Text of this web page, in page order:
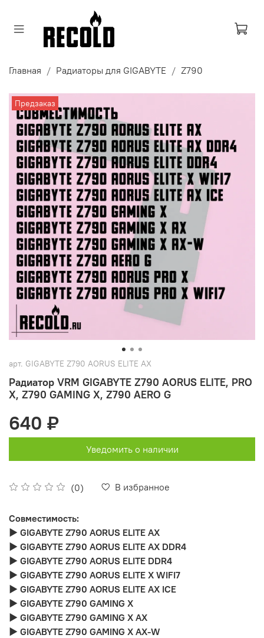
Главная Радиаторы для GIGABYTE Z790
Предзаказ
арт. GIGABYTE Z790 AORUS ELITE AX
Радиатор VRM GIGABYTE Z790 AORUS ELITE, PRO
X, Z790 GAMING X, Z790 AERO G
(0) В избранное
640 ₽
Уведомить о наличии
Совместимость:
► GIGABYTE Z790 AORUS ELITE AX
► GIGABYTE Z790 AORUS ELITE AX DDR4
► GIGABYTE Z790 AORUS ELITE DDR4
► GIGABYTE Z790 AORUS ELITE X WIFI7
► GIGABYTE Z790 AORUS ELITE AX ICE
► GIGABYTE Z790 GAMING X
► GIGABYTE Z790 GAMING X AX
► GIGABYTE Z790 GAMING X AX-W